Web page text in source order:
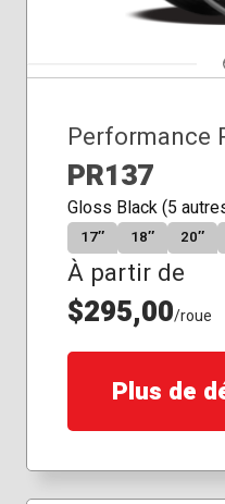
Performance
PR137
Gloss Black (5
17″ 18″ 20″
À partir de
$295,00/roue
Plus de